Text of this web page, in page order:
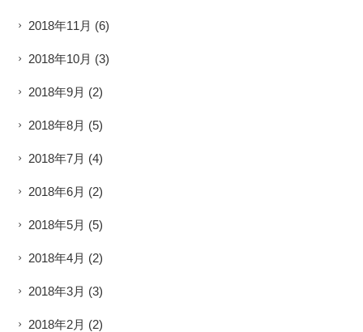
2018年11月 (6)
2018年10月 (3)
2018年9月 (2)
2018年8月 (5)
2018年7月 (4)
2018年6月 (2)
2018年5月 (5)
2018年4月 (2)
2018年3月 (3)
2018年2月 (2)